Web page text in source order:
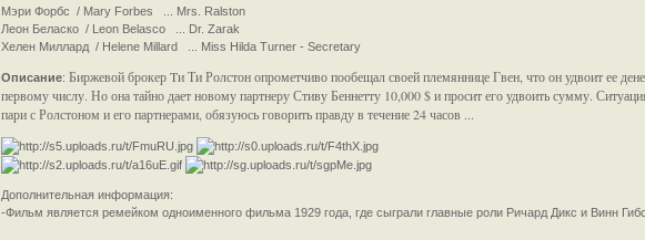
Мэри Форбс / Mary Forbes ... Mrs. Ralston
Леон Беласко / Leon Belasco ... Dr. Zarak
Хелен Миллард / Helene Millard ... Miss Hilda Turner - Secretary
Описание:Биржевой брокер Tи Ти Ролстон опрометчиво пообещал своей племяннице Гвен, что он удвоит ее
первому числу. Но она тайно дает новому партнеру Стиву Беннетту 10,000 $ и просит его удвоить сумму.
пари с Ролстоном и его партнерами, обязуюсь говорить правду в течение 24 часов ...
Дополнительная информация:
-Фильм является ремейком одноименного фильма 1929 года, где сыграли главные роли Ричард Дикс и Винн